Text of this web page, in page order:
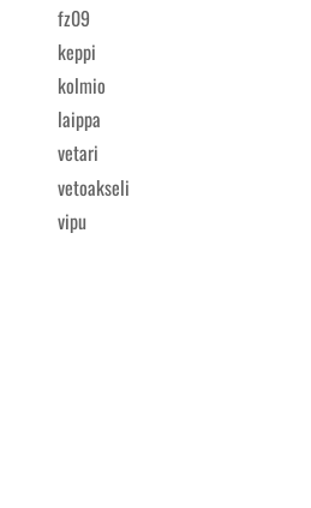
fz09
keppi
kolmio
laippa
vetari
vetoakseli
vipu